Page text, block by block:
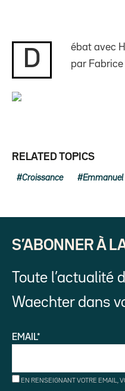
D
ébat avec
par
RELATED TOPICS
Croissance Emmanuel
S’ABONNER À
Toute l’actualité
Waechter dans
EMAIL*
EN RENSEIGNANT VOTRE EMAIL,